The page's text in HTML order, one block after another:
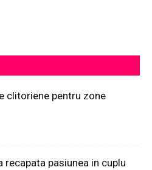
clitoriene pentru zone
recapata pasiunea in cuplu